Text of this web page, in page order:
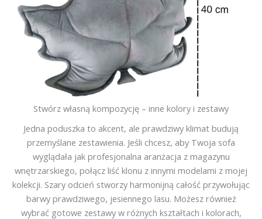
Stwórz własną kompozycję – inne kolory i zestawy
Jedna poduszka to akcent, ale prawdziwy klimat budują
przemyślane zestawienia. Jeśli chcesz, aby Twoja sofa
wyglądała jak profesjonalna aranżacja z magazynu
wnętrzarskiego, połącz liść klonu z innymi modelami z mojej
kolekcji. Szary odcień stworzy harmonijną całość przywołując
barwy prawdziwego, jesiennego lasu. Możesz również
wybrać gotowe zestawy w różnych kształtach i kolorach,